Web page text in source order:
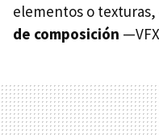
elementos o texturas,
de composición